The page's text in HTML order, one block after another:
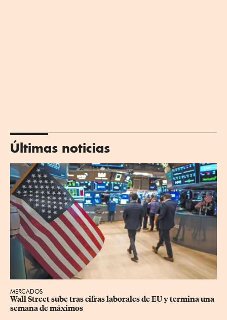
Últimas noticias
MERCADOS
Wall Street sube tras cifras laborales de EU y termina una
semana de máximos